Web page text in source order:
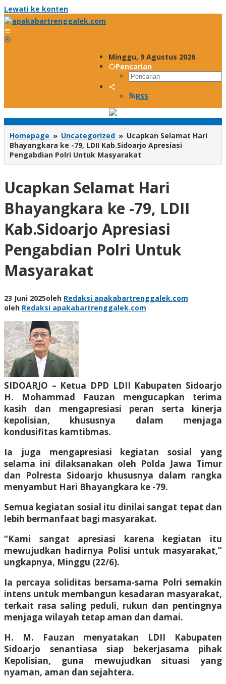
Lewati ke konten
Minggu, 9 Agustus 2026
Pencarian
RSS
Homepage » Uncategorized » Ucapkan Selamat Hari
Bhayangkara ke -79, LDII Kab.Sidoarjo Apresiasi
Pengabdian Polri Untuk Masyarakat
Ucapkan Selamat Hari
Bhayangkara ke -79, LDII
Kab.Sidoarjo Apresiasi
Pengabdian Polri Untuk
Masyarakat
23 Juni 2025oleh Redaksi apakabartrenggalek.com
oleh Redaksi apakabartrenggalek.com
SIDOARJO – Ketua DPD LDII Kabupaten Sidoarjo
H. Mohammad Fauzan mengucapkan terima
kasih dan mengapresiasi peran serta kinerja
kepolisian, khususnya dalam menjaga
kondusifitas kamtibmas.
Ia juga mengapresiasi kegiatan sosial yang
selama ini dilaksanakan oleh Polda Jawa Timur
dan Polresta Sidoarjo khususnya dalam rangka
menyambut Hari Bhayangkara ke -79.
Semua kegiatan sosial itu dinilai sangat tepat dan
lebih bermanfaat bagi masyarakat.
“Kami sangat apresiasi karena kegiatan itu
mewujudkan hadirnya Polisi untuk masyarakat,”
ungkapnya, Minggu (22/6).
Ia percaya soliditas bersama-sama Polri semakin
intens untuk membangun kesadaran masyarakat,
terkait rasa saling peduli, rukun dan pentingnya
menjaga wilayah tetap aman dan damai.
H. M. Fauzan menyatakan LDII Kabupaten
Sidoarjo senantiasa siap bekerjasama pihak
Kepolisian, guna mewujudkan situasi yang
nyaman, aman dan sejahtera.